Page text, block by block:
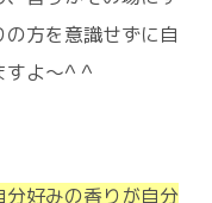
方を意識せずに自
すよ〜^ ^
分好みの香りが自分